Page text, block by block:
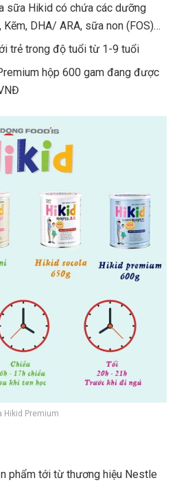
sữa Hikid có chứa các dưỡng
Kẽm, DHA/ ARA, sữa non (FOS)…
trẻ trong độ tuổi từ 1-9 tuổi
hộp 600 gam đang được
Hikid Premium
phẩm tới từ thương hiệu Nestle